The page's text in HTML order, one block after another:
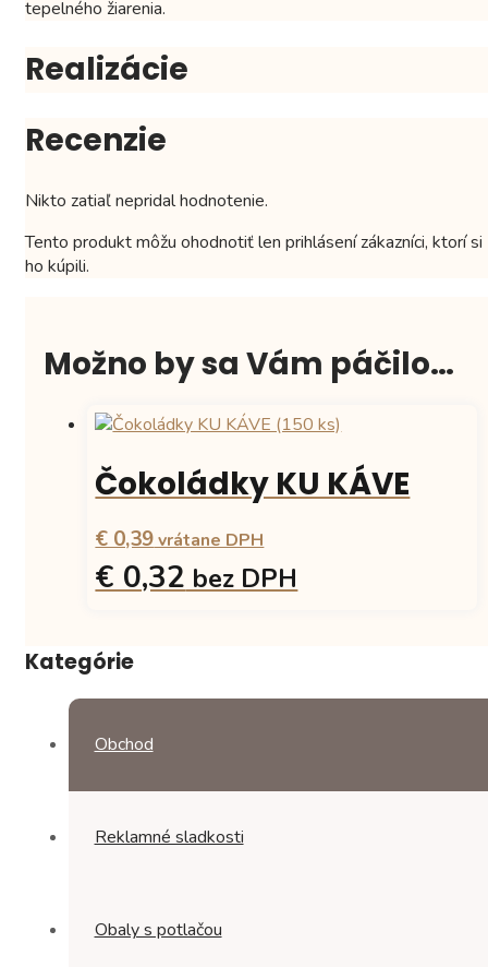
tepelného žiarenia.
Realizácie
Recenzie
Nikto zatiaľ nepridal hodnotenie.
Tento produkt môžu ohodnotiť len prihlásení zákazníci, ktorí si
ho kúpili.
Možno by sa Vám páčilo…
Čokoládky KU KÁVE
€ 0,39vrátane DPH
€ 0,32 bez DPH
má
viacero
Možnosti
môžete
na
Kategórie
Obchod
Reklamné sladkosti
Obaly s potlačou